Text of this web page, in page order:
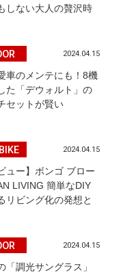
しない大人の贅沢時
2024.04.15
車のメンテにも！8機
た「デウォルト」の
セットが賢い
2024.04.15
ュー】ボンゴ ブロー
LIVING 簡単なDIY
リビング化の発想と
2024.04.15
「調光サングラス」